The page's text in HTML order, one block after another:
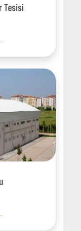
Tesisi